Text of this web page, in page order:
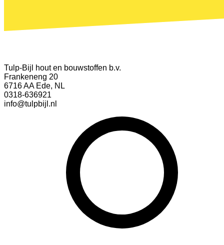
Tulp-Bijl hout en bouwstoffen b.v.
Frankeneng 20
6716 AA Ede, NL
0318-636921
info@tulpbijl.nl